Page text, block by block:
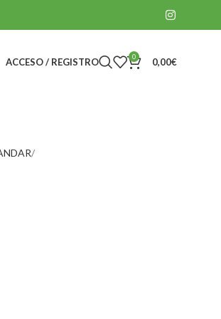
ACCESO / REGISTRO 0 0,00€